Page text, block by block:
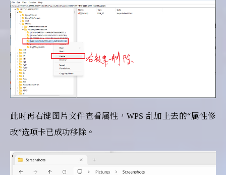
此时再右键图片文件查看属性，WPS 乱加上去的“属性修
改”选项卡已成功移除。